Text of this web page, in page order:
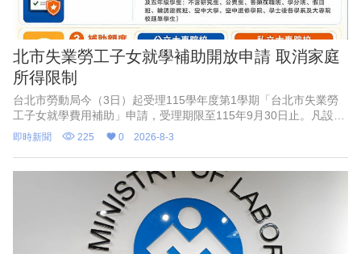
北市失業勞工子女就學補助開放申請 取消家庭
所得限制
台北市勞動局今（3日）起受理115學年度第1學期「台北市失業勞
工子女就學費用補助」申請，受理期限至115年9月30日止。凡設籍
北市、於4月1日至9月30日非自願離職失業之勞工，其子女就讀國
內大專校院並
即時新聞 225 0 2026-8-3